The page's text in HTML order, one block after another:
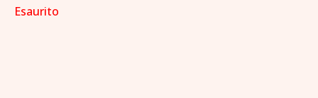
Esaurito